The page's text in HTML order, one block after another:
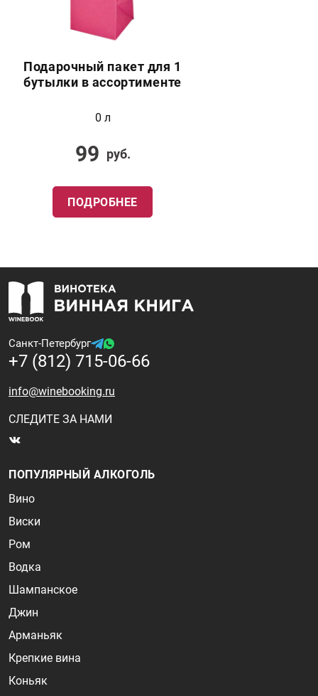
Подарочный пакет для 1
бутылки в ассортименте
0 л
99 руб.
ПОДРОБНЕЕ
Санкт-Петербург
+7 (812) 715-06-66
info@winebooking.ru
СЛЕДИТЕ ЗА НАМИ
ПОПУЛЯРНЫЙ АЛКОГОЛЬ
Вино
Виски
Ром
Водка
Шампанское
Джин
Арманьяк
Крепкие вина
Коньяк